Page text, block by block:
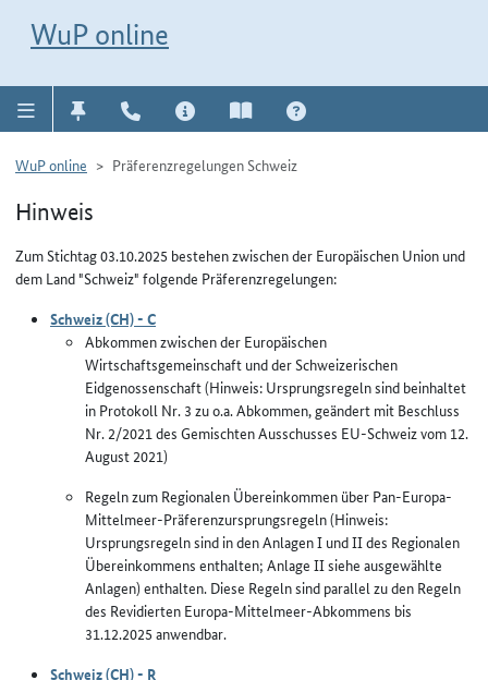
WuP online
WuP online Präferenzregelungen Schweiz
Hinweis
Zum Stichtag 03.10.2025 bestehen zwischen der Europäischen Union und
dem Land "Schweiz" folgende Präferenzregelungen:
Schweiz (CH) - C
Abkommen zwischen der Europäischen
Wirtschaftsgemeinschaft und der Schweizerischen
Eidgenossenschaft (Hinweis: Ursprungsregeln sind beinhaltet
in Protokoll Nr. 3 zu o.a. Abkommen, geändert mit Beschluss
Nr. 2/2021 des Gemischten Ausschusses EU-Schweiz vom 12.
August 2021)
Regeln zum Regionalen Übereinkommen über Pan-Europa-
Mittelmeer-Präferenzursprungsregeln (Hinweis:
Ursprungsregeln sind in den Anlagen I und II des Regionalen
Übereinkommens enthalten; Anlage II siehe ausgewählte
Anlagen) enthalten. Diese Regeln sind parallel zu den Regeln
des Revidierten Europa-Mittelmeer-Abkommens bis
31.12.2025 anwendbar.
Schweiz (CH) - R